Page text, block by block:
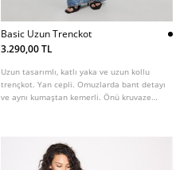
Basic Uzun Trenckot
3.290,00 TL
Uzun tasarımlı, katlı yaka ve uzun kollu
trençkot. Yan cepli. Omuzlarda bant detayı
ve aynı kumaştan kemerli. Önü kruvaze